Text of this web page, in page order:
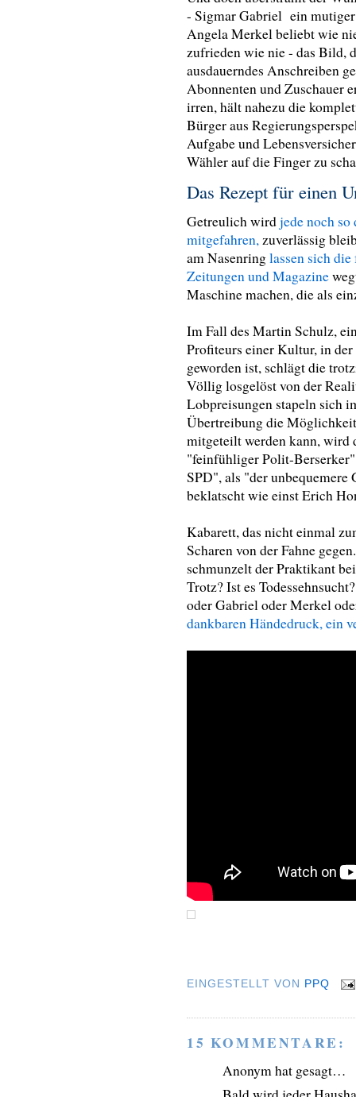
- Sigmar Gabriel ein
Angela Merkel beliebt wie
zufrieden wie nie - das Bild,
ausdauerndes Anschreiben
Abonnenten und Zuschauer
irren, hält nahezu die
Bürger aus
Aufgabe und
Wähler auf die Finger zu
Das Rezept für einen
Getreulich wirdjede noch
mitgefahren,zuverlässig
am Nasenringlassen sich
Zeitungen und Magazine
Maschine machen, die als
Im Fall des Martin Schulz,
Profiteurs einer Kultur, in
geworden ist, schlägt die
Völlig losgelöst von der
Lobpreisungen stapeln sich
Übertreibung die
mitgeteilt werden kann, wird
"feinfühliger Polit-
SPD", als "der
beklatscht wie einst Erich
Kabarett, das nicht einmal
Scharen von der Fahne
schmunzelt der Praktikant
Trotz? Ist es
oder Gabriel oder Merkel
dankbaren Händedruck, ein
EINGESTELLT VON PPQ
15 KOMMENTARE:
Anonym hat gesagt…